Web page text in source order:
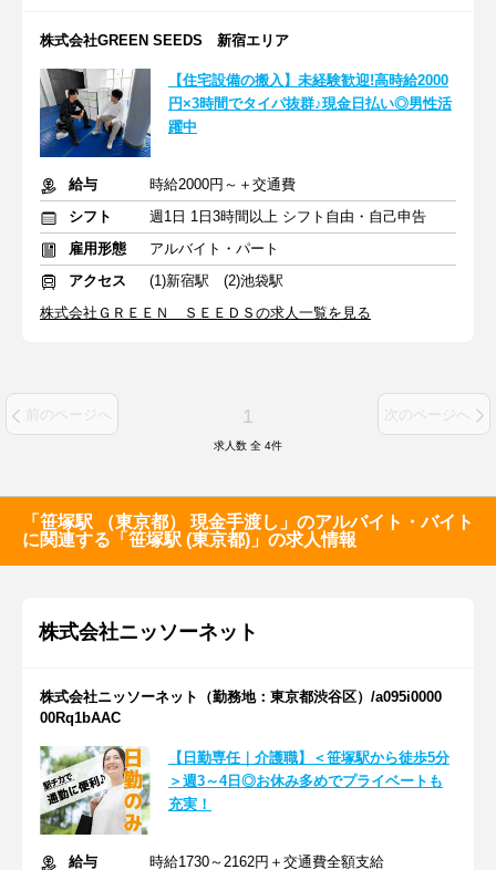
株式会社GREEN SEEDS 新宿エリア
【住宅設備の搬入】未経験歓迎!高時給2000
円×3時間でタイパ抜群♪現金日払い◎男性活
躍中
給与
時給2000円～＋交通費
シフト
週1日 1日3時間以上 シフト自由・自己申告
雇用形態
アルバイト・パート
アクセス
(1)新宿駅 (2)池袋駅
株式会社ＧＲＥＥＮ ＳＥＥＤＳの求人一覧を見る
前のページへ 1 次のページへ
求人数 全 4件
「笹塚駅 （東京都） 現金手渡し」のアルバイト・バイト
に関連する「笹塚駅 (東京都)」の求人情報
株式会社ニッソーネット
株式会社ニッソーネット（勤務地：東京都渋谷区）/a095i0000
00Rq1bAAC
【日勤専任｜介護職】＜笹塚駅から徒歩5分
＞週3～4日◎お休み多めでプライベートも
充実！
給与 時給1730～2162円＋交通費全額支給